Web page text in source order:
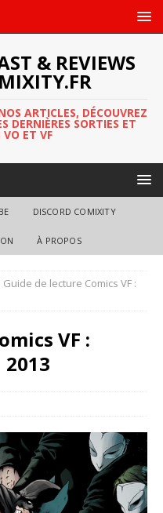
& REVIEWS
ARTICLES, DÉCOUVREZ
DERNIÈRES SORTIES ET
VO ET VF
DISCORD COMIXITY
À PROPOS
Guide de lecture Comics VF :
VF :